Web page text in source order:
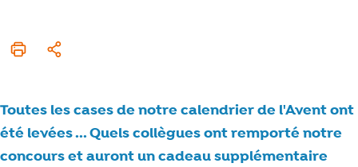
Imprimer cet article
Partager
Toutes les cases de notre calendrier de l'Avent ont
été levées ... Quels collègues ont remporté notre
concours et auront un cadeau supplémentaire